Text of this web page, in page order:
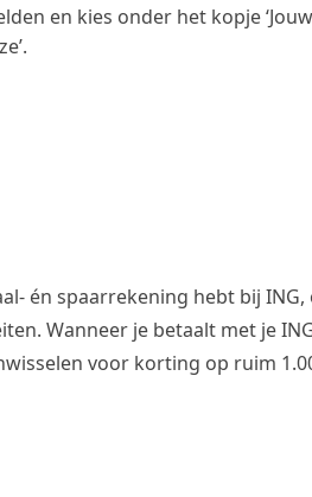
en kies onder het kopje
én spaarrekening hebt bij
Wanneer je betaalt met je
voor korting op ruim